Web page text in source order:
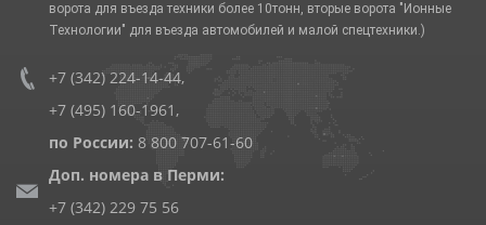
ворота для въезда техники более 10тонн, вторые ворота "Ионные
Технологии" для въезда автомобилей и малой спецтехники.)
+7 (342) 224-14-44,
+7 (495) 160-1961 ,
по России: 8 800 707-61-60
Доп. номера в Перми:
+7 (342) 229 75 56